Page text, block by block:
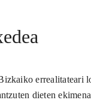
errealitateari
dieten